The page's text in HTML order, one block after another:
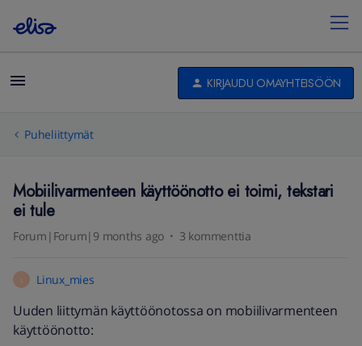
KIRJAUDU OMAYHTEISÖÖN
Puheliittymät
Mobiilivarmenteen käyttöönotto ei toimi, tekstari
ei tule
Forum|Forum|9 months ago 3 kommenttia
Linux_mies
Uuden liittymän käyttöönotossa on mobiilivarmenteen
käyttöönotto: